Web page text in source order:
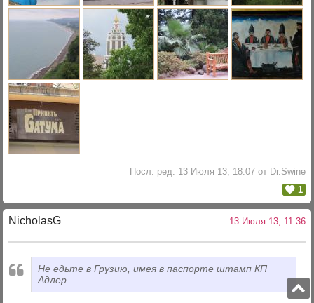
Посл. ред. 13 Июля 13, 18:07 от Dr.Swine
1
NicholasG 13 Июля 13, 11:36
Не едьте в Грузию, имея в паспорте штамп КП
Адлер